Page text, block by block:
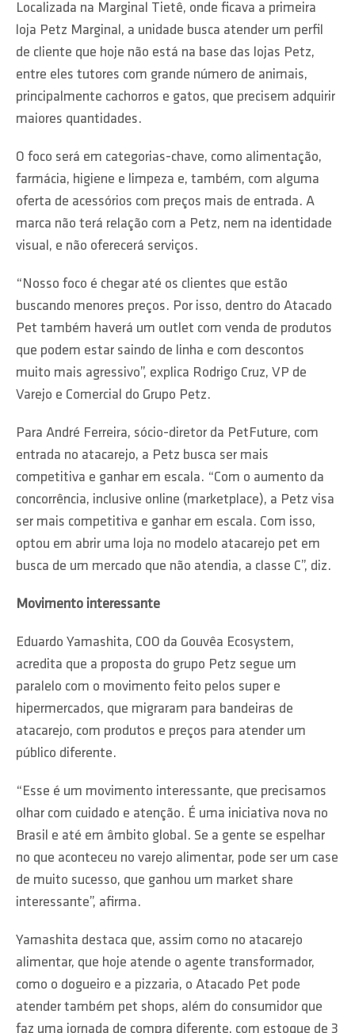
Localizada na Marginal Tietê, onde ficava a primeira
loja Petz Marginal, a unidade busca atender um perfil
de cliente que hoje não está na base das lojas Petz,
entre eles tutores com grande número de animais,
principalmente cachorros e gatos, que precisem adquirir
maiores quantidades.
O foco será em categorias-chave, como alimentação,
farmácia, higiene e limpeza e, também, com alguma
oferta de acessórios com preços mais de entrada. A
marca não terá relação com a Petz, nem na identidade
visual, e não oferecerá serviços.
“Nosso foco é chegar até os clientes que estão
buscando menores preços. Por isso, dentro do Atacado
Pet também haverá um outlet com venda de produtos
que podem estar saindo de linha e com descontos
muito mais agressivo”, explica Rodrigo Cruz, VP de
Varejo e Comercial do Grupo Petz.
Para André Ferreira, sócio-diretor da PetFuture, com
entrada no atacarejo, a Petz busca ser mais
competitiva e ganhar em escala. “Com o aumento da
concorrência, inclusive online (marketplace), a Petz visa
ser mais competitiva e ganhar em escala. Com isso,
optou em abrir uma loja no modelo atacarejo pet em
busca de um mercado que não atendia, a classe C”, diz.
Movimento interessante
Eduardo Yamashita, COO da Gouvêa Ecosystem,
acredita que a proposta do grupo Petz segue um
paralelo com o movimento feito pelos super e
hipermercados, que migraram para bandeiras de
atacarejo, com produtos e preços para atender um
público diferente.
“Esse é um movimento interessante, que precisamos
olhar com cuidado e atenção. É uma iniciativa nova no
Brasil e até em âmbito global. Se a gente se espelhar
no que aconteceu no varejo alimentar, pode ser um case
de muito sucesso, que ganhou um market share
interessante”, afirma.
Yamashita destaca que, assim como no atacarejo
alimentar, que hoje atende o agente transformador,
como o dogueiro e a pizzaria, o Atacado Pet pode
atender também pet shops, além do consumidor que
faz uma jornada de compra diferente, com estoque de 3